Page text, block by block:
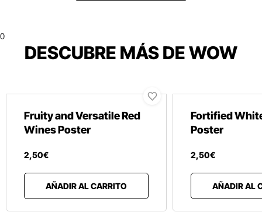
0
DESCUBRE MÁS DE WOW
Fruity and Versatile Red
Wines Poster
2,50€
AÑADIR AL CARRITO
Fortified
Poster
2,50€
AÑADIR AL